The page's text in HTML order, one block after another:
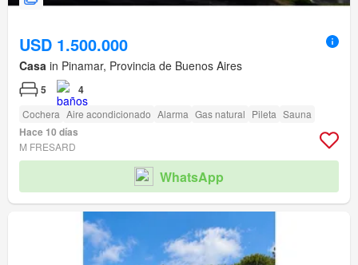
USD 1.500.000
Casa in Pinamar, Provincia de Buenos Aires
5 4
Cochera Aire acondicionado Alarma Gas natural Pileta Sauna
Hace 10 días
M FRESARD
WhatsApp